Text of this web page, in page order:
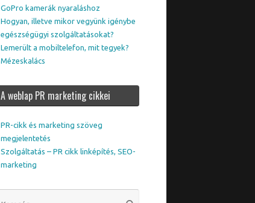
GoPro kamerák nyaraláshoz
Hogyan, illetve mikor vegyünk igénybe
egészségügyi szolgáltatásokat?
Lemerült a mobiltelefon, mit tegyek?
Mézeskalács
A weblap PR marketing cikkei
PR-cikk és marketing szöveg
megjelentetés
Szolgáltatás – PR cikk linképítés, SEO-
marketing